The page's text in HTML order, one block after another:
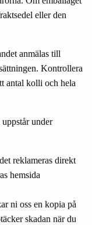
eller den
anmälas till
Kontrollera
antal kolli och hela
under
reklameras direkt
hemsida
ni oss en kopia på
skadan när du